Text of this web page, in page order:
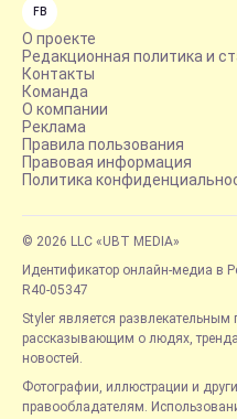
FB
О проекте
Редакционная политика и
Контакты
Команда
О компании
Реклама
Правила пользования
Правовая информация
Политика
© 2026 LLC «UBT MEDIA»
Идентификатор онлайн-медиа в
R40-05347
Styler является развлекательным
рассказывающим о людях,
новостей.
Фотографии, иллюстрации и
правообладателям.